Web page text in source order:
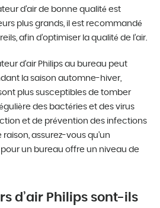
d’air de bonne qualité est
plus grands, il est recommandé
afin d’optimiser la qualité de l’air.
d’air Philips au bureau peut
la saison automne-hiver,
plus susceptibles de tomber
des bactéries et des virus
et de prévention des infections
assurez-vous qu’un
pour un bureau offre un niveau de
d’air Philips sont-ils